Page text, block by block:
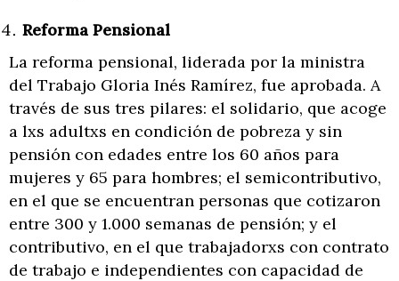
Reforma Pensional
La reforma pensional, liderada por la ministra
del Trabajo Gloria Inés Ramírez, fue aprobada. A
través de sus tres pilares: el solidario, que acoge
a lxs adultxs en condición de pobreza y sin
pensión con edades entre los 60 años para
mujeres y 65 para hombres; el semicontributivo,
en el que se encuentran personas que cotizaron
entre 300 y 1.000 semanas de pensión; y el
contributivo, en el que trabajadorxs con contrato
de trabajo e independientes con capacidad de